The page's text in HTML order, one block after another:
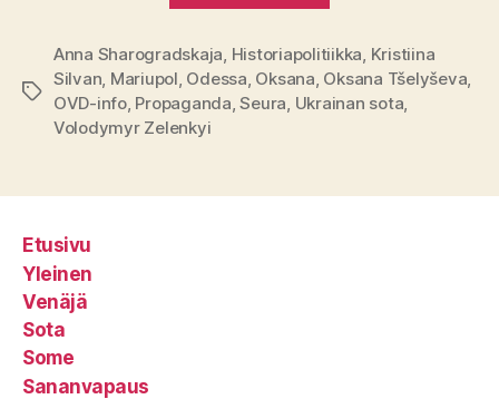
Avainsanat
Anna Sharogradskaja, Historiapolitiikka, Kristiina
Silvan, Mariupol, Odessa, Oksana, Oksana Tšelyševa,
OVD-info, Propaganda,Seura, Ukrainan sota,
Volodymyr Zelenkyi
Etusivu
Yleinen
Venäjä
Sota
Some
Sananvapaus